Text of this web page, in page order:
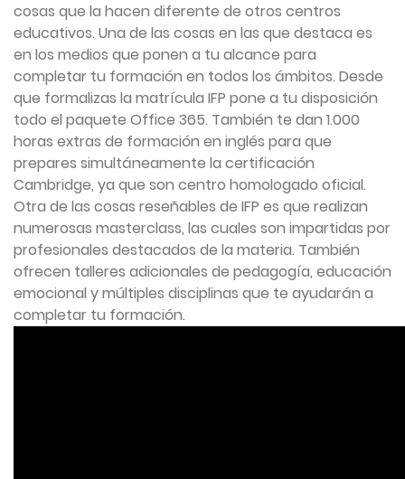
cosas que la hacen diferente de otros centros
educativos. Una de las cosas en las que destaca es
en los medios que ponen a tu alcance para
completar tu formación en todos los ámbitos. Desde
que formalizas la matrícula IFP pone a tu disposición
todo el paquete Office 365. También te dan 1.000
horas extras de formación en inglés para que
prepares simultáneamente la certificación
Cambridge, ya que son centro homologado oficial.
Otra de las cosas reseñables de IFP es que realizan
numerosas masterclass, las cuales son impartidas por
profesionales destacados de la materia. También
ofrecen talleres adicionales de pedagogía, educación
emocional y múltiples disciplinas que te ayudarán a
completar tu formación.